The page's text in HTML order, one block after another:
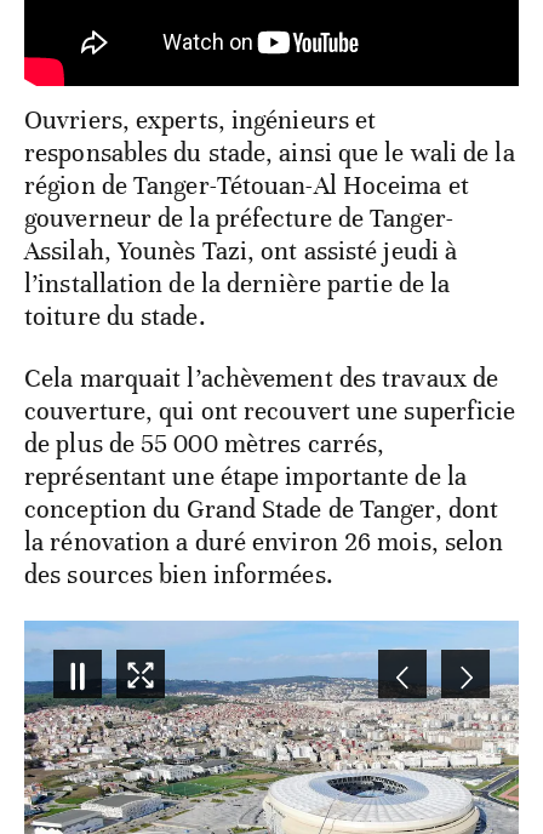
Ouvriers, experts, ingénieurs et
responsables du stade, ainsi que le wali de la
région de Tanger-Tétouan-Al Hoceima et
gouverneur de la préfecture de Tanger-
Assilah, Younès Tazi, ont assisté jeudi à
l’installation de la dernière partie de la
toiture du stade.
Cela marquait l’achèvement des travaux de
couverture, qui ont recouvert une superficie
de plus de 55 000 mètres carrés,
représentant une étape importante de la
conception du Grand Stade de Tanger, dont
la rénovation a duré environ 26 mois, selon
des sources bien informées.